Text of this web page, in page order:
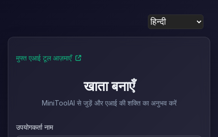
मुफ्त एआई टूल आज़माएँ
खाता बनाएँ
MiniToolAI से जुड़ें और एआई की शक्ति का अनुभव करें
उपयोगकर्ता नाम